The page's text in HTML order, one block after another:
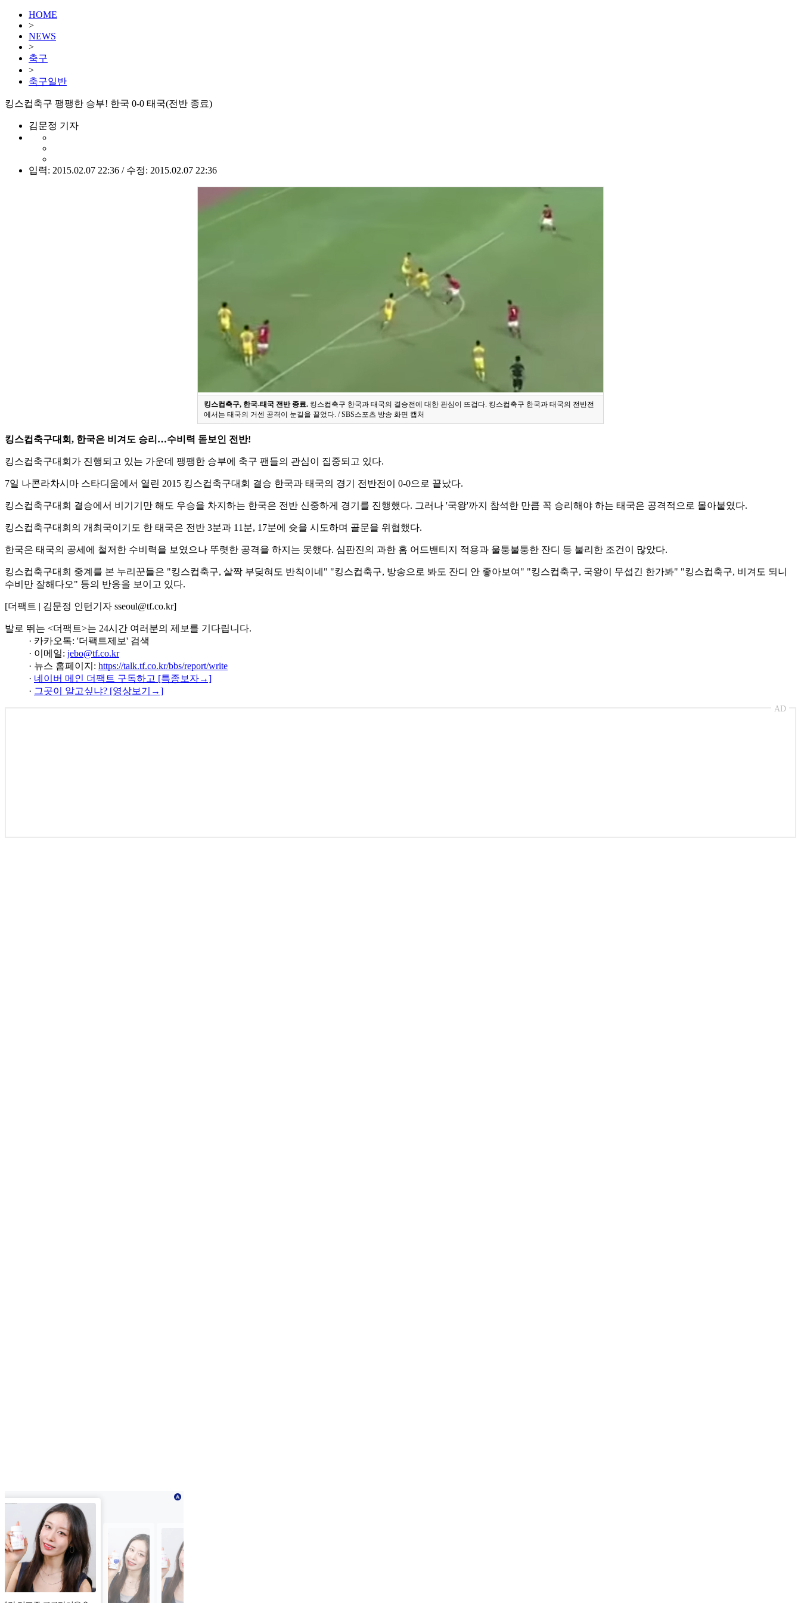
HOME
>
NEWS
>
축구
>
축구일반
킹스컵축구 팽팽한 승부! 한국 0-0 태국(전반 종료)
김문정 기자
입력: 2015.02.07 22:36 / 수정: 2015.02.07 22:36
킹스컵축구, 한국-태국 전반 종료. 킹스컵축구 한국과 태국의 결승전에 대한 관심이 뜨겁다. 킹스컵축구 한국과 태국의 전반전
에서는 태국의 거센 공격이 눈길을 끌었다. / SBS스포츠 방송 화면 캡처
킹스컵축구대회, 한국은 비겨도 승리…수비력 돋보인 전반!
킹스컵축구대회가 진행되고 있는 가운데 팽팽한 승부에 축구 팬들의 관심이 집중되고 있다.
7일 나콘라차시마 스타디움에서 열린 2015 킹스컵축구대회 결승 한국과 태국의 경기 전반전이 0-0으로 끝났다.
킹스컵축구대회 결승에서 비기기만 해도 우승을 차지하는 한국은 전반 신중하게 경기를 진행했다. 그러나 '국왕'까지 참석한 만큼 꼭 승리해야 하는 태국은 공격적으로 몰아붙였다.
킹스컵축구대회의 개최국이기도 한 태국은 전반 3분과 11분, 17분에 슛을 시도하며 골문을 위협했다.
한국은 태국의 공세에 철저한 수비력을 보였으나 뚜렷한 공격을 하지는 못했다. 심판진의 과한 홈 어드밴티지 적용과 울퉁불퉁한 잔디 등 불리한 조건이 많았다.
킹스컵축구대회 중계를 본 누리꾼들은 "킹스컵축구, 살짝 부딪혀도 반칙이네" "킹스컵축구, 방송으로 봐도 잔디 안 좋아보여" "킹스컵축구, 국왕이 무섭긴 한가봐" "킹스컵축구, 비겨도 되니
수비만 잘해다오" 등의 반응을 보이고 있다.
[더팩트 | 김문정 인턴기자 sseoul@tf.co.kr]
발로 뛰는 <더팩트>는 24시간 여러분의 제보를 기다립니다.
· 카카오톡: '더팩트제보' 검색
· 이메일: jebo@tf.co.kr
· 뉴스 홈페이지: https://talk.tf.co.kr/bbs/report/write
· 네이버 메인 더팩트 구독하고 [특종보자→]
· 그곳이 알고싶냐? [영상보기→]
AD